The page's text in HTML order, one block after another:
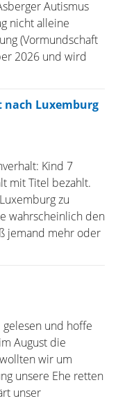
Autismus
nicht alleine
(Vormundschaft
2026 und wird
Luxemburg
Kind 7
mit Titel bezahlt.
zu
wahrscheinlich den
jemand mehr oder
gelesen und hoffe
August die
wir um
unsere Ehe retten
unser